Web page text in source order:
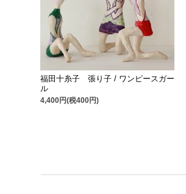
福田十糸子 張り子 / ワンピースガー
ル
4,400円(税400円)